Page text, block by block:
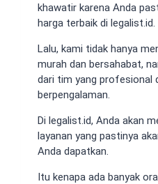
khawatir karena Anda
harga terbaik di legalist.id.
Lalu, kami tidak hanya
murah dan bersahabat,
dari tim yang profesional
berpengalaman.
Di legalist.id, Anda akan
layanan yang pastinya
Anda dapatkan.
Itu kenapa ada banyak